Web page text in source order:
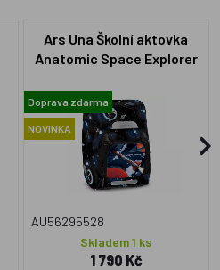
Ars Una Školní aktovka
Anatomic Space Explorer
Doprava zdarma
NOVINKA
AU56295528
Skladem 1 ks
1 790 Kč